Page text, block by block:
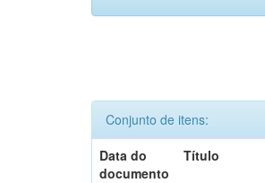
Conjunto de itens:
Data do
documento
Título